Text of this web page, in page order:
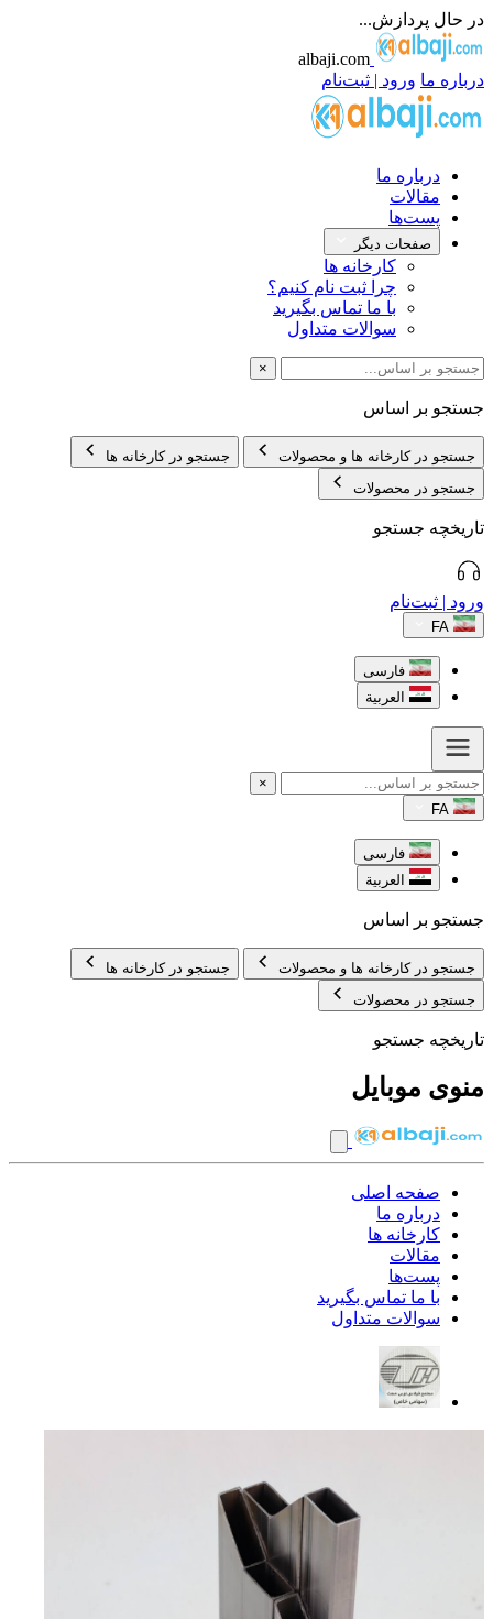
در حال پردازش...
albaji.com
درباره ما ورود | ثبت‌نام
درباره ما
مقالات
پست‌ها
صفحات دیگر
کارخانه ها
چرا ثبت نام کنیم؟
با ما تماس بگیرید
سوالات متداول
×
جستجو بر اساس
جستجو در کارخانه ها و محصولات
جستجو در کارخانه ها
جستجو در محصولات
تاریخچه جستجو
ورود | ثبت‌نام
FA
فارسی
العربية
×
FA
فارسی
العربية
جستجو بر اساس
جستجو در کارخانه ها و محصولات
جستجو در کارخانه ها
جستجو در محصولات
تاریخچه جستجو
منوی موبایل
صفحه اصلی
درباره ما
کارخانه ها
مقالات
پست‌ها
با ما تماس بگیرید
سوالات متداول